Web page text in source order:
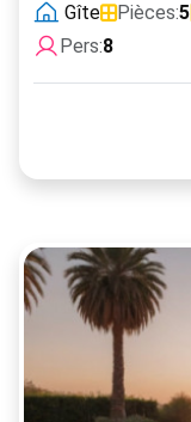
Gîte Pièces:5
Pers:8